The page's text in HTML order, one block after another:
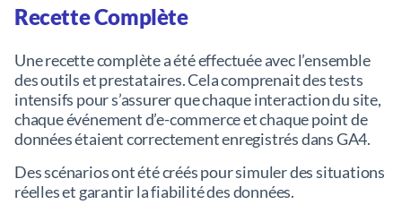
Recette Complète
Une recette complète a été effectuée avec l’ensemble
des outils et prestataires. Cela comprenait des tests
intensifs pour s’assurer que chaque interaction du site,
chaque événement d’e-commerce et chaque point de
données étaient correctement enregistrés dans GA4.
Des scénarios ont été créés pour simuler des situations
réelles et garantir la fiabilité des données.